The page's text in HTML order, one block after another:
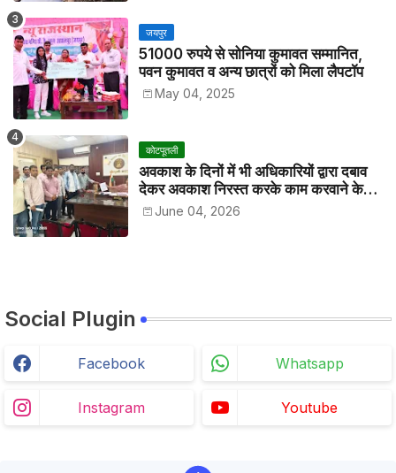
जयपुर
51000 रुपये से सोनिया कुमावत सम्मानित,
पवन कुमावत व अन्य छात्रों को मिला लैपटॉप
May 04, 2025
कोटपूतली
अवकाश के दिनों में भी अधिकारियों द्वारा दबाव
देकर अवकाश निरस्त करके काम करवाने के
विरोध में कर्मचारियों ने जिला कलेक्टर को सीएस
के नाम दिया ज्ञापन
June 04, 2026
Social Plugin
Facebook Whatsapp
Instagram Youtube